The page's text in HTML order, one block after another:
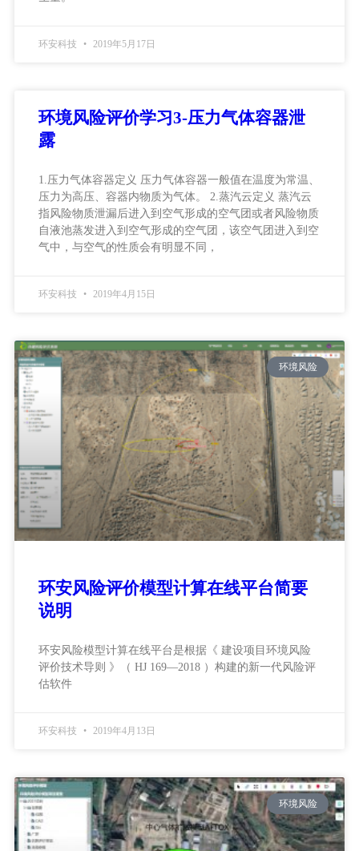
环安科技 2019年5月17日
环境风险评价学习3-压力气体容器泄
露
1.压力气体容器定义 压力气体容器一般值在温度为常温、
压力为高压、容器内物质为气体。 2.蒸汽云定义 蒸汽云
指风险物质泄漏后进入到空气形成的空气团或者风险物质
自液池蒸发进入到空气形成的空气团，该空气团进入到空
气中，与空气的性质会有明显不同，
环安科技 2019年4月15日
环境风险
环安风险评价模型计算在线平台简要
说明
环安风险模型计算在线平台是根据《 建设项目环境风险
评价技术导则 》（ HJ 169—2018 ）构建的新一代风险评
估软件
环安科技 2019年4月13日
环境风险